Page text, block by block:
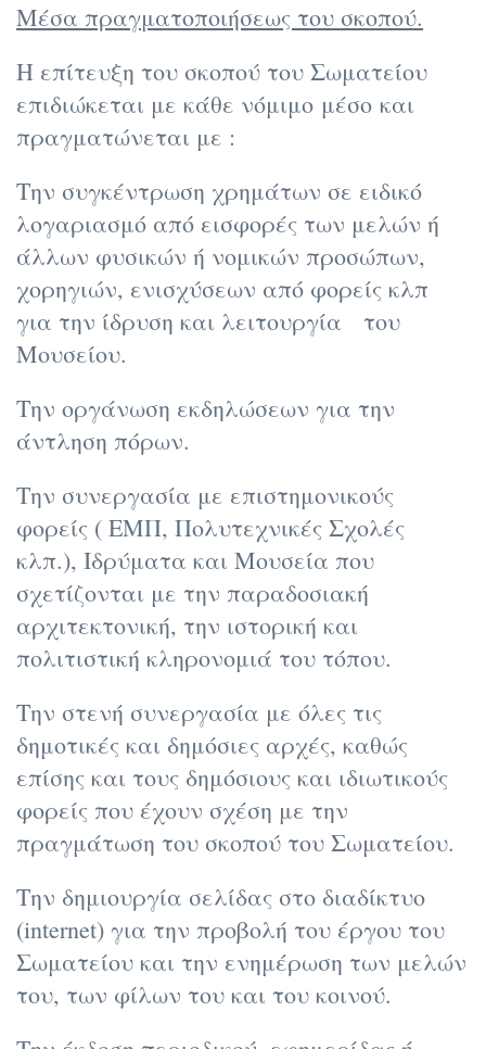
Μέσα πραγματοποιήσεως του σκοπού.
Η επίτευξη του σκοπού του Σωματείου
επιδιώκεται με κάθε νόμιμο μέσο και
πραγματώνεται με :
Την συγκέντρωση χρημάτων σε ειδικό
λογαριασμό από εισφορές των μελών ή
άλλων φυσικών ή νομικών προσώπων,
χορηγιών, ενισχύσεων από φορείς κλπ
για την ίδρυση και λειτουργία του
Μουσείου.
Την οργάνωση εκδηλώσεων για την
άντληση πόρων.
Την συνεργασία με επιστημονικούς
φορείς ( ΕΜΠ, Πολυτεχνικές Σχολές
κλπ.), Ιδρύματα και Μουσεία που
σχετίζονται με την παραδοσιακή
αρχιτεκτονική, την ιστορική και
πολιτιστική κληρονομιά του τόπου.
Την στενή συνεργασία με όλες τις
δημοτικές και δημόσιες αρχές, καθώς
επίσης και τους δημόσιους και ιδιωτικούς
φορείς που έχουν σχέση με την
πραγμάτωση του σκοπού του Σωματείου.
Την δημιουργία σελίδας στο διαδίκτυο
(internet) για την προβολή του έργου του
Σωματείου και την ενημέρωση των μελών
του, των φίλων του και του κοινού.